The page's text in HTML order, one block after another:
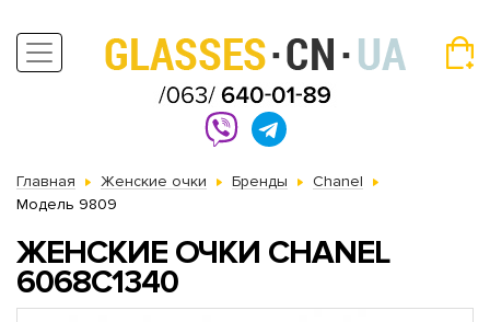
Главная Женские очки Бренды
Chanel
Модель 9809
ЖЕНСКИЕ ОЧКИ CHANEL
6068C1340